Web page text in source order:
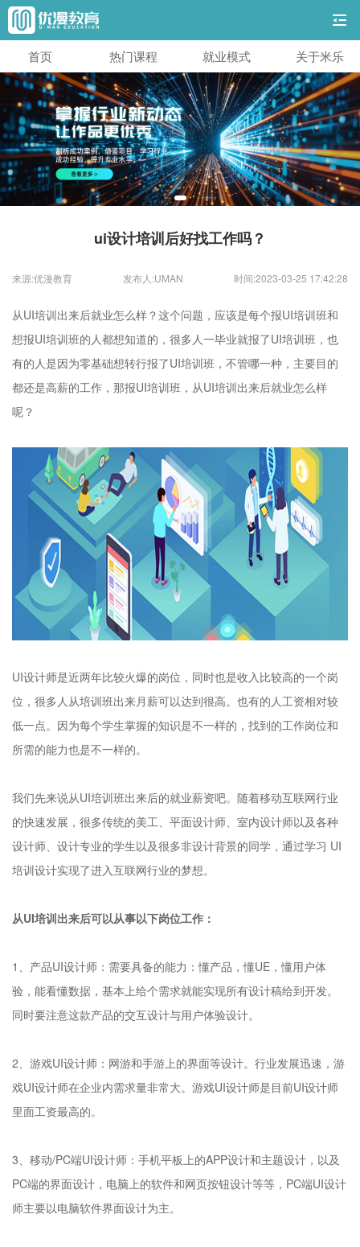
首页 热门课程 就业模式 关于米乐
ui设计培训后好找工作吗？
来源:优漫教育 发布人:UMAN 时间:2023-03-25 17:42:28
从UI培训出来后就业怎么样？这个问题，应该是每个报UI培训班和
想报UI培训班的人都想知道的，很多人一毕业就报了UI培训班，也
有的人是因为零基础想转行报了UI培训班，不管哪一种，主要目的
都还是高薪的工作，那报UI培训班，从UI培训出来后就业怎么样
呢？
UI设计师是近两年比较火爆的岗位，同时也是收入比较高的一个岗
位，很多人从培训班出来月薪可以达到很高。也有的人工资相对较
低一点。因为每个学生掌握的知识是不一样的，找到的工作岗位和
所需的能力也是不一样的。
我们先来说从UI培训班出来后的就业薪资吧。随着移动互联网行业
的快速发展，很多传统的美工、平面设计师、室内设计师以及各种
设计师、设计专业的学生以及很多非设计背景的同学，通过学习 UI
培训设计实现了进入互联网行业的梦想。
从UI培训出来后可以从事以下岗位工作：
1、产品UI设计师：需要具备的能力：懂产品，懂UE，懂用户体
验，能看懂数据，基本上给个需求就能实现所有设计稿给到开发。
同时要注意这款产品的交互设计与用户体验设计。
2、游戏UI设计师：网游和手游上的界面等设计。行业发展迅速，游
戏UI设计师在企业内需求量非常大。游戏UI设计师是目前UI设计师
里面工资最高的。
3、移动/PC端UI设计师：手机平板上的APP设计和主题设计，以及
PC端的界面设计，电脑上的软件和网页按钮设计等等，PC端UI设计
师主要以电脑软件界面设计为主。